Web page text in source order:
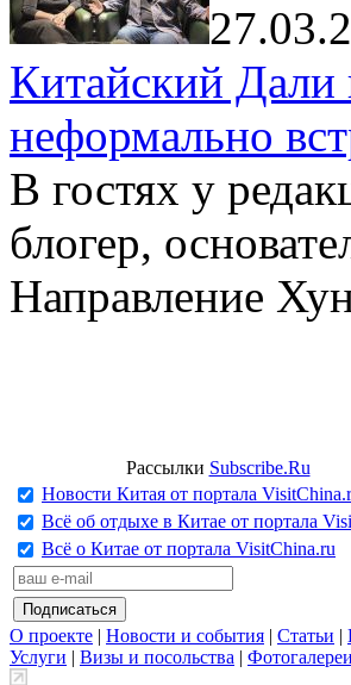
Китайский Дали
неформально
В гостях у
блогер,
Направление
Рассылки Subscribe.Ru
Новости Китая от портала
Всё об отдыхе в Китае от портала
Всё о Китае от портала VisitChina.ru
О проекте | Новости и события | Статьи |
Услуги | Визы и посольства | Фотогалереи